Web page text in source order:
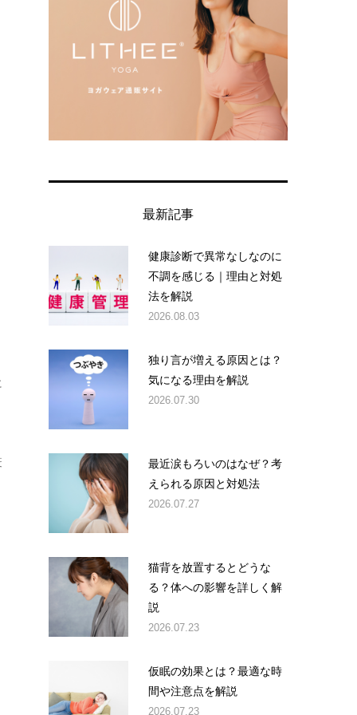
最新記事
健康診断で異常なしなのに
不調を感じる｜理由と対処
法を解説
2026.08.03
独り言が増える原因とは？
気になる理由を解説
2026.07.30
最近涙もろいのはなぜ？考
えられる原因と対処法
2026.07.27
猫背を放置するとどうな
る？体への影響を詳しく解
説
2026.07.23
仮眠の効果とは？最適な時
間や注意点を解説
2026.07.23